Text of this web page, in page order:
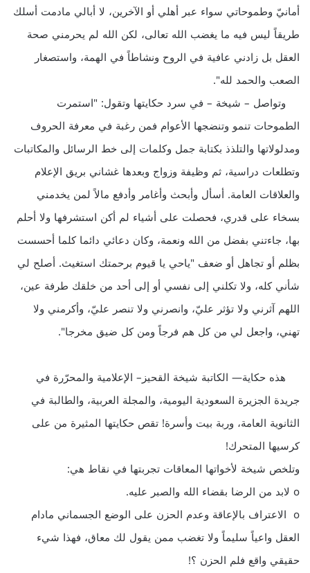
أمانيّ وطموحاتي سواء عبر أهلي أو الآخرين، لا أبالي مادمت أسلك
طريقاً ليس فيه ما يغضب الله تعالى، لكن الله لم يحرمني صحة
العقل بل زادني عافية في الروح ونشاطاً في الهمة، واستصغار
الصعب والحمد لله".
وتواصل – شيخة – في سرد حكايتها وتقول: "استمرت
الطموحات تنمو وتنضجها الأعوام فمن رغبة في معرفة الحروف
ومدلولاتها والتلذذ بكتابة جمل وكلمات إلى خط الرسائل والمكاتبات
وتطلعات دراسية، ثم وظيفة وزواج وبعدها غشاني بريق الإعلام
والعلاقات العامة. أسأل وأبحث وأغامر وأدفع مالاً لمن يخدمني
بسخاء على قدري، فحصلت على أشياء لم أكن استشرفها ولا أحلم
بها، جاءتني بفضل من الله ونعمة، وكان دعائي دائما كلما أحسست
بظلم أو تجاهل أو ضعف "ياحي يا قيوم برحمتك استغيث. أصلح لي
شأني كله، ولا تكلني إلى نفسي أو إلى أحد من خلقك طرفة عين،
اللهم آثرني ولا تؤثر عليّ، وانصرني ولا تنصر عليّ، وأكرمني ولا
تهني، واجعل لي من كل هم فرجاً ومن كل ضيق مخرجا".
هذه حكاية— الكاتبة شيخة القحيز– الإعلامية والمحرّرة في
جريدة الجزيرة السعودية اليومية، والمجلة العربية، والطالبة في
الثانوية العامة، وربة بيت وأسرة! تقص حكايتها المثيرة من على
كرسيها المتحرك!
وتلخص شيخة لأخواتها المعاقات تجربتها في نقاط هي:
o لابد من الرضا بقضاء الله والصبر عليه.
o الاعتراف بالإعاقة وعدم الحزن على الوضع الجسماني مادام
العقل واعياً سليماً ولا تغضب ممن يقول لك معاق، فهذا شيء
حقيقي واقع فلم الحزن ؟!